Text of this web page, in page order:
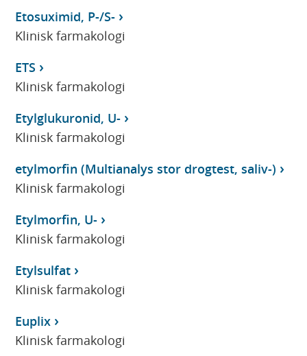
Etosuximid, P-/S-
Klinisk farmakologi
ETS
Klinisk farmakologi
Etylglukuronid, U-
Klinisk farmakologi
etylmorfin (Multianalys stor drogtest, saliv-)
Klinisk farmakologi
Etylmorfin, U-
Klinisk farmakologi
Etylsulfat
Klinisk farmakologi
Euplix
Klinisk farmakologi